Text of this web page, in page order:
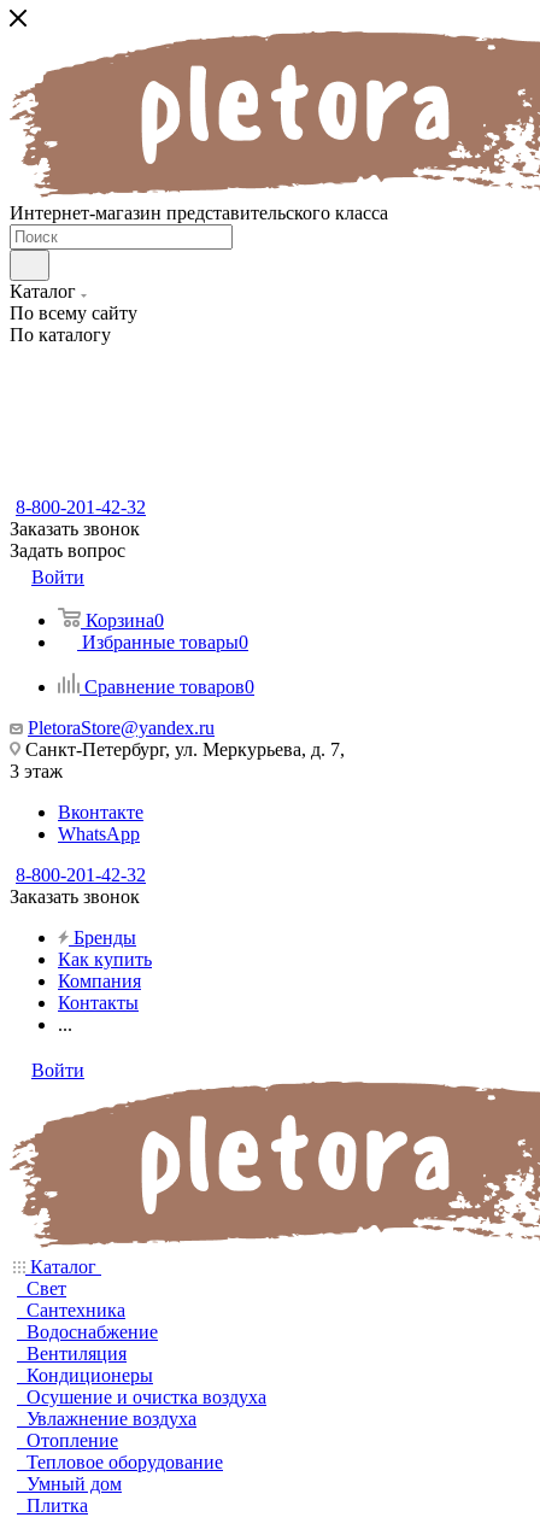
Интернет-магазин представительского класса
Каталог
По всему сайту
По каталогу
8-800-201-42-32
Заказать звонок
Задать вопрос
Войти
Корзина0
Избранные товары0
Сравнение товаров0
PletoraStore@yandex.ru
Санкт-Петербург, ул. Меркурьева, д. 7,
3 этаж
Вконтакте
WhatsApp
8-800-201-42-32
Заказать звонок
Бренды
Как купить
Компания
Контакты
...
Войти
Каталог
Свет
Сантехника
Водоснабжение
Вентиляция
Кондиционеры
Осушение и очистка воздуха
Увлажнение воздуха
Отопление
Тепловое оборудование
Умный дом
Плитка